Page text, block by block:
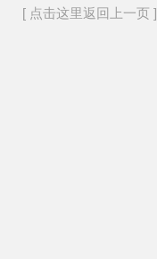
[ 点击这里返回上一页 ]